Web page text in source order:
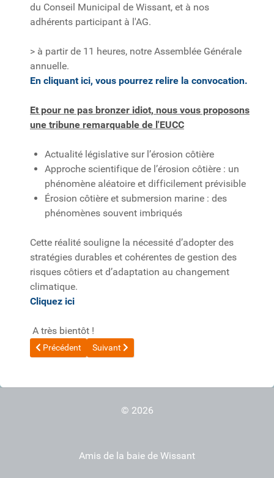
du Conseil Municipal de Wissant, et à nos
adhérents participant à l'AG.
> à partir de 11 heures, notre Assemblée Générale
annuelle.
En cliquant ici, vous pourrez relire la convocation.
Et pour ne pas bronzer idiot, nous vous proposons
une tribune remarquable de l'EUCC
Actualité législative sur l’érosion côtière
Approche scientifique de l’érosion côtière : un
phénomène aléatoire et difficilement prévisible
Érosion côtière et submersion marine : des
phénomènes souvent imbriqués
Cette réalité souligne la nécessité d’adopter des
stratégies durables et cohérentes de gestion des
risques côtiers et d’adaptation au changement
climatique.
Cliquez ici
A très bientôt !
Article précédent : 20210822_Lettre N°91_Loi climat et
Précédent Article suivant : 20210630_Lettre
Suivant
© 2026
Amis de la baie de Wissant